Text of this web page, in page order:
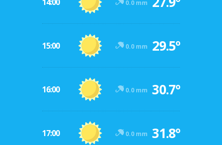
0.0 mm
15:00 0.0 mm 29.5º
16:00 0.0 mm 30.7º
17:00 0.0 mm 31.8º